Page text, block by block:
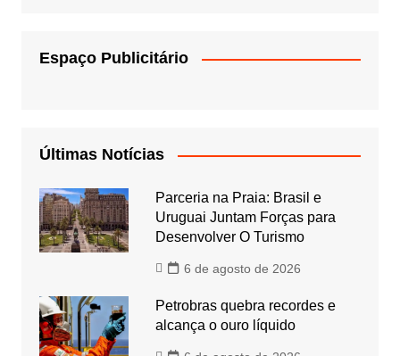
Espaço Publicitário
Últimas Notícias
Parceria na Praia: Brasil e
Uruguai Juntam Forças para
Desenvolver O Turismo
6 de agosto de 2026
Petrobras quebra recordes e
alcança o ouro líquido